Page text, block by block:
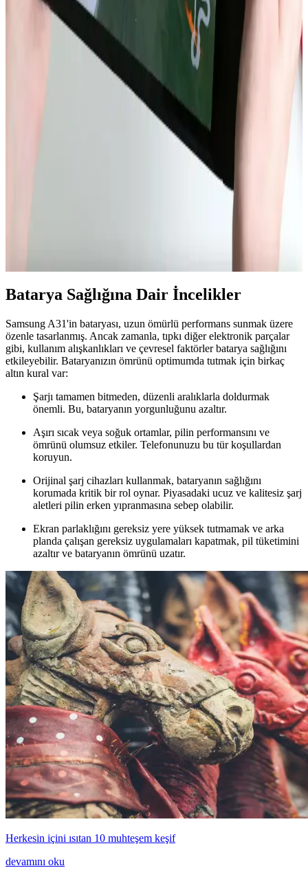
Akıllı telefonlarda işlemci gücü artışı ısı ve enerji sorunları yaratıyor.
Daha verimli, termal yönetimi optimize edilmiş ve uygun fiyatlı
çipler ile batarya teknolojileri öncelik kazanıyor.
Dell XPS 14 2026 ve MacBook Air 15 M5 Batarya
Performansının Detaylı Karşılaştırması
Dell XPS 14 2026, büyük batarya kapasitesi ve VRR ekran
teknolojisi sayesinde MacBook Air 15 M5'e kıyasla web tarama
testinde üç kat daha uzun batarya ömrü sunuyor. İşletim sistemi ve
kullanım senaryoları ise performansı etkiliyor.
Nintendo Switch 2 Avrupa Modelinde Kullanıcı
Tarafından Değiştirilebilir Batarya Özelliği
Nintendo Switch 2'nin Avrupa versiyonu, AB'nin tamir edilebilirlik
Batarya Sağlığına Dair İncelikler
Samsung A31'in bataryası, uzun ömürlü performans sunmak üzere
özenle tasarlanmış. Ancak zamanla, tıpkı diğer elektronik parçalar
gibi, kullanım alışkanlıkları ve çevresel faktörler batarya sağlığını
etkileyebilir. Bataryanızın ömrünü optimumda tutmak için birkaç
altın kural var:
Şarjı tamamen bitmeden, düzenli aralıklarla doldurmak
önemli. Bu, bataryanın yorgunluğunu azaltır.
Aşırı sıcak veya soğuk ortamlar, pilin performansını ve
ömrünü olumsuz etkiler. Telefonunuzu bu tür koşullardan
koruyun.
Orijinal şarj cihazları kullanmak, bataryanın sağlığını
korumada kritik bir rol oynar. Piyasadaki ucuz ve kalitesiz şarj
aletleri pilin erken yıpranmasına sebep olabilir.
Ekran parlaklığını gereksiz yere yüksek tutmamak ve arka
planda çalışan gereksiz uygulamaları kapatmak, pil tüketimini
azaltır ve bataryanın ömrünü uzatır.
Herkesin içini ısıtan 10 muhteşem keşif
devamını oku